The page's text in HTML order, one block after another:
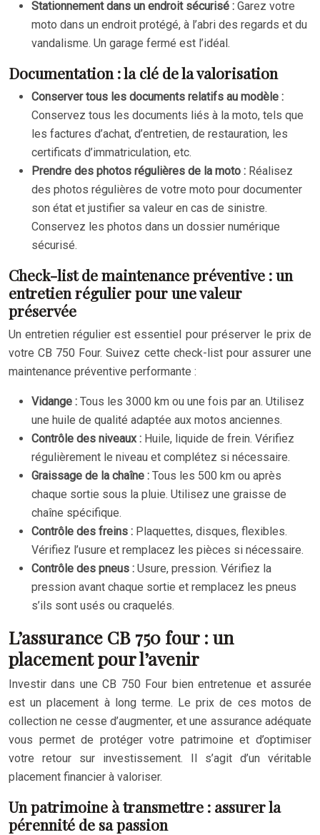
Stationnement dans un endroit sécurisé : Garez votre
moto dans un endroit protégé, à l’abri des regards et du
vandalisme. Un garage fermé est l’idéal.
Documentation : la clé de la valorisation
Conserver tous les documents relatifs au modèle :
Conservez tous les documents liés à la moto, tels que
les factures d’achat, d’entretien, de restauration, les
certificats d’immatriculation, etc.
Prendre des photos régulières de la moto : Réalisez
des photos régulières de votre moto pour documenter
son état et justifier sa valeur en cas de sinistre.
Conservez les photos dans un dossier numérique
sécurisé.
Check-list de maintenance préventive : un
entretien régulier pour une valeur
préservée
Un entretien régulier est essentiel pour préserver le prix de
votre CB 750 Four. Suivez cette check-list pour assurer une
maintenance préventive performante :
Vidange : Tous les 3000 km ou une fois par an. Utilisez
une huile de qualité adaptée aux motos anciennes.
Contrôle des niveaux : Huile, liquide de frein. Vérifiez
régulièrement le niveau et complétez si nécessaire.
Graissage de la chaîne : Tous les 500 km ou après
chaque sortie sous la pluie. Utilisez une graisse de
chaîne spécifique.
Contrôle des freins : Plaquettes, disques, flexibles.
Vérifiez l’usure et remplacez les pièces si nécessaire.
Contrôle des pneus : Usure, pression. Vérifiez la
pression avant chaque sortie et remplacez les pneus
s’ils sont usés ou craquelés.
L’assurance CB 750 four : un
placement pour l’avenir
Investir dans une CB 750 Four bien entretenue et assurée
est un placement à long terme. Le prix de ces motos de
collection ne cesse d’augmenter, et une assurance adéquate
vous permet de protéger votre patrimoine et d’optimiser
votre retour sur investissement. Il s’agit d’un véritable
placement financier à valoriser.
Un patrimoine à transmettre : assurer la
pérennité de sa passion